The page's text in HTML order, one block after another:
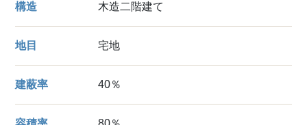
構造 木造二階建て
地目 宅地
建蔽率 40％